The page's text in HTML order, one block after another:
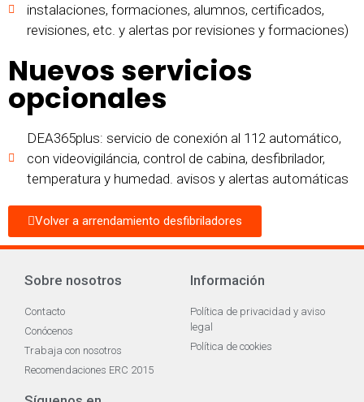
instalaciones, formaciones, alumnos, certificados,
revisiones, etc. y alertas por revisiones y formaciones)
Nuevos servicios
opcionales
DEA365plus: servicio de conexión al 112 automático,
con videovigiláncia, control de cabina, desfibrilador,
temperatura y humedad. avisos y alertas automáticas
Volver a arrendamiento desfibriladores
Sobre nosotros
Contacto
Conócenos
Trabaja con nosotros
Recomendaciones ERC 2015
Información
Política de privacidad y aviso
legal
Política de cookies